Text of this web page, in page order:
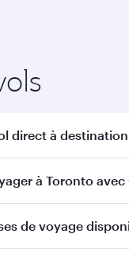
direct à
des vols directs
à Toronto avec
à
de voyage